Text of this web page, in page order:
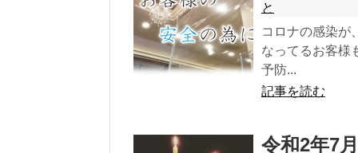
と
コロナの感染が
なってるお客様
予防...
記事を読む
令和2年7